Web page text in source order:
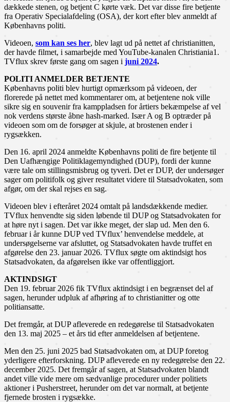
dækkede stenen, og betjent C kørte væk. Det var disse fire betjente
fra Operativ Specialafdeling (OSA), der kort efter blev anmeldt af
Københavns politi.
Videoen, som kan ses her, blev lagt ud på nettet af christianitten,
der havde filmet, i samarbejde med YouTube-kanalen Christiania1.
TVflux skrev første gang om sagen i juni 2024.
POLITI ANMELDER BETJENTE
Københavns politi blev hurtigt opmærksom på videoen, der
florerede på nettet med kommentarer om, at betjentene nok ville
sikre sig en souvenir fra kamppladsen for årtiers bekæmpelse af vel
nok verdens største åbne hash-marked. Især A og B optræder på
videoen som om de forsøger at skjule, at brostenen ender i
rygsækken.
Den 16. april 2024 anmeldte Københavns politi de fire betjente til
Den Uafhængige Politiklagemyndighed (DUP), fordi der kunne
være tale om stillingsmisbrug og tyveri. Det er DUP, der undersøger
sager om politifolk og giver resultatet videre til Statsadvokaten, som
afgør, om der skal rejses en sag.
Videoen blev i efteråret 2024 omtalt på landsdækkende medier.
TVflux henvendte sig siden løbende til DUP og Statsadvokaten for
at høre nyt i sagen. Det var ikke meget, der slap ud. Men den 6.
februar i år kunne DUP ved TVflux’ henvendelse meddele, at
undersøgelserne var afsluttet, og Statsadvokaten havde truffet en
afgørelse den 23. januar 2026. TVflux søgte om aktindsigt hos
Statsadvokaten, da afgørelsen ikke var offentliggjort.
AKTINDSIGT
Den 19. februar 2026 fik TVflux aktindsigt i en begrænset del af
sagen, herunder udpluk af afhøring af to christianitter og otte
politiansatte.
Det fremgår, at DUP afleverede en redegørelse til Statsadvokaten
den 13. maj 2025 – et års tid efter anmeldelsen af betjentene.
Men den 25. juni 2025 bad Statsadvokaten om, at DUP foretog
yderligere efterforskning. DUP afleverede en ny redegørelse den 22.
december 2025. Det fremgår af sagen, at Statsadvokaten blandt
andet ville vide mere om sædvanlige procedurer under politiets
aktioner i Pusherstreet, herunder om det var normalt, at betjente
fjernede brosten i rygsække.